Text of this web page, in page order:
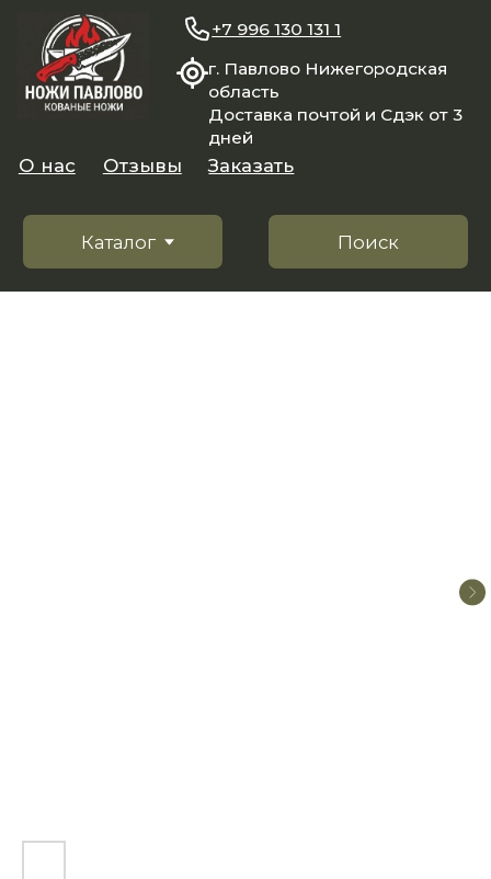
область
Доставка почтой и Сдэк от 3
Поиск
Каталог
Заказать
+7 996 130 131 1